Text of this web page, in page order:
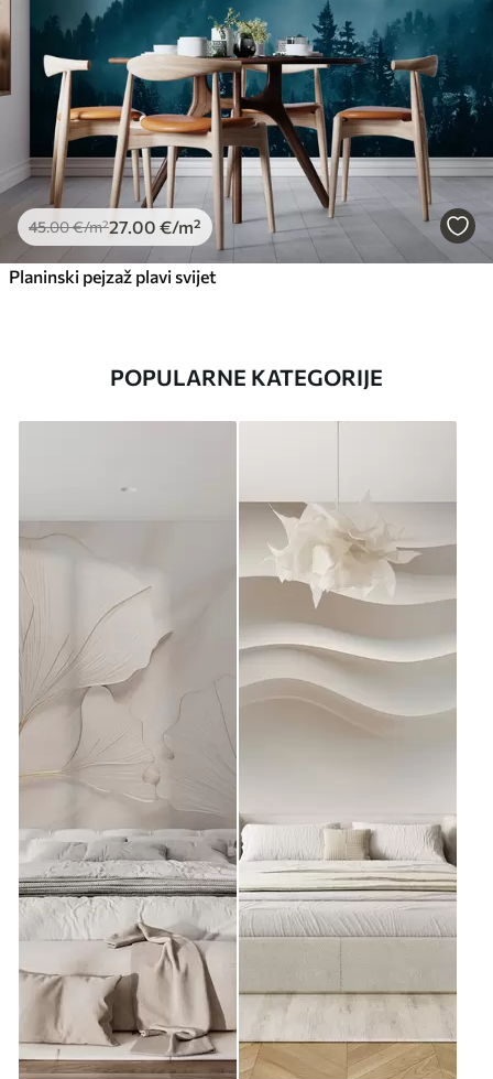
45.00€/m²27 .00 €/m²
Planinski pejzaž plavi svijet
POPULARNE KATEGORIJE